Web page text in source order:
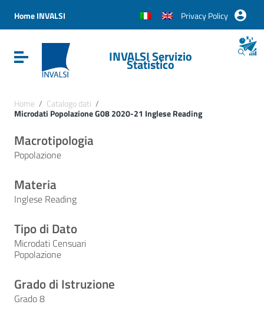
Vai al menu di navigazione
Vai al footer
Home INVALSI Privacy Policy
Attiva / disattiva la navigazioneINVALSI Servizio
Statistico
Home / Catalogo dati /
Microdati Popolazione G08 2020-21 Inglese Reading
Macrotipologia
Popolazione
Materia
Inglese Reading
Tipo di Dato
Microdati Censuari
Popolazione
Grado di Istruzione
Grado 8